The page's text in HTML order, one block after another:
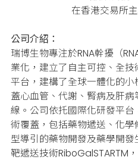
在香港交易所
公司介紹：
瑞博生物專注於RNA幹擾（
業化，建立了自主可控、全
平台，建構了全球一體化的
蓋心血管、代謝、腎病及肝病
線。 公司依托國際化研發平
術覆蓋，包括藥物遞送、化
型導引的藥物開發及藥學開發
靶遞送技術RiboGalSTARTM